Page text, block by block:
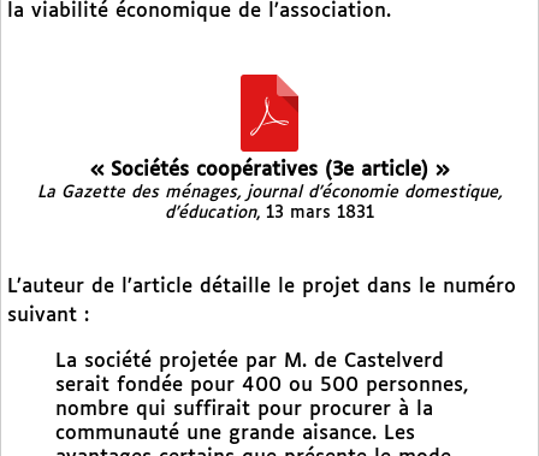
la viabilité économique de l’association.
« Sociétés coopératives (3e article) »
La Gazette des ménages, journal d’économie domestique,
d’éducation, 13 mars 1831
L’auteur de l’article détaille le projet dans le numéro
suivant :
La société projetée par M. de Castelverd
serait fondée pour 400 ou 500 personnes,
nombre qui suffirait pour procurer à la
communauté une grande aisance. Les